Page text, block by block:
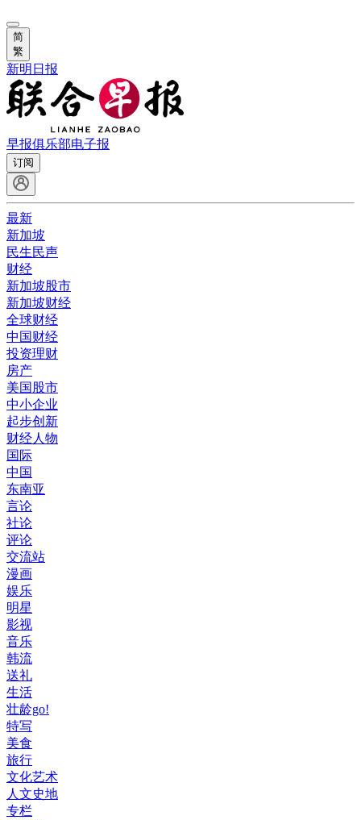
简
繁
新明日报
早报俱乐部电子报
订阅
最新
新加坡
民生民声
财经
新加坡股市
新加坡财经
全球财经
中国财经
投资理财
房产
美国股市
中小企业
起步创新
财经人物
国际
中国
东南亚
言论
社论
评论
交流站
漫画
娱乐
明星
影视
音乐
韩流
送礼
生活
壮龄go!
特写
美食
旅行
文化艺术
人文史地
专栏